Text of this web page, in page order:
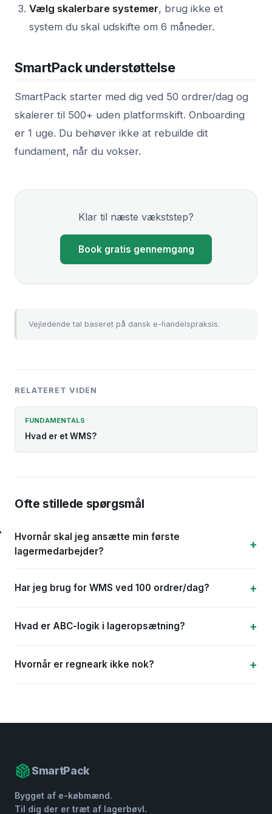
Vælg skalerbare systemer, brug ikke et
system du skal udskifte om 6 måneder.
SmartPack understøttelse
SmartPack starter med dig ved 50 ordrer/dag og
skalerer til 500+ uden platformskift. Onboarding
er 1 uge. Du behøver ikke at rebuilde dit
fundament, når du vokser.
Klar til næste vækststep?
Book gratis gennemgang
Vejledende tal baseret på dansk e-handelspraksis.
RELATERET VIDEN
FUNDAMENTALS
Hvad er et WMS?
Ofte stillede spørgsmål
Hvornår skal jeg ansætte min første
lagermedarbejder?
Har jeg brug for WMS ved 100 ordrer/dag?
Hvad er ABC-logik i lageropsætning?
Hvornår er regneark ikke nok?
SmartPack
Bygget af e-købmænd.
Til dig der er træt af lagerbøvl.